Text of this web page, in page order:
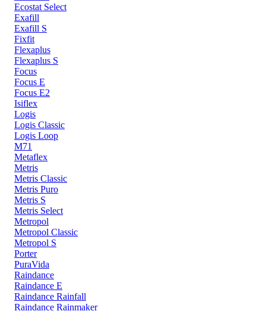
Ecostat Select
Exafill
Exafill S
Fixfit
Flexaplus
Flexaplus S
Focus
Focus E
Focus E2
Isiflex
Logis
Logis Classic
Logis Loop
M71
Metaflex
Metris
Metris Classic
Metris Puro
Metris S
Metris Select
Metropol
Metropol Classic
Metropol S
Porter
PuraVida
Raindance
Raindance E
Raindance Rainfall
Raindance Rainmaker